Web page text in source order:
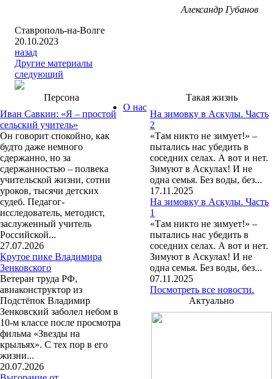
Александр Губанов
Ставрополь-на-Волге
20.10.2023
назад
Другие материалы
следующий
Персона
Иван Савкин: «Я – простой
сельский учитель»
Он говорит спокойно, как
будто даже немного
сдержанно, но за
сдержанностью – полвека
учительской жизни, сотни
уроков, тысячи детских
судеб. Педагог-
исследователь, методист,
заслуженный учитель
Российской...
27.07.2026
Крутое пике Владимира
Зенковского
Ветеран труда РФ,
авиаконструктор из
Подстёпок Владимир
Зенковский заболел небом в
10-м классе после просмотра
фильма «Звезды на
крыльях». С тех пор в его
жизни...
20.07.2026
Такая жизнь
На зимовку в Аскулы. Часть
2
«Там никто не зимует!» –
пытались нас убедить в
соседних селах. А вот и нет.
Зимуют в Аскулах! И не
одна семья. Без воды, без...
17.11.2025
На зимовку в Аскулы. Часть
1
«Там никто не зимует!» –
пытались нас убедить в
соседних селах. А вот и нет.
Зимуют в Аскулах! И не
одна семья. Без воды, без...
07.11.2025
Посмотреть все новости.
Актуально
О нас